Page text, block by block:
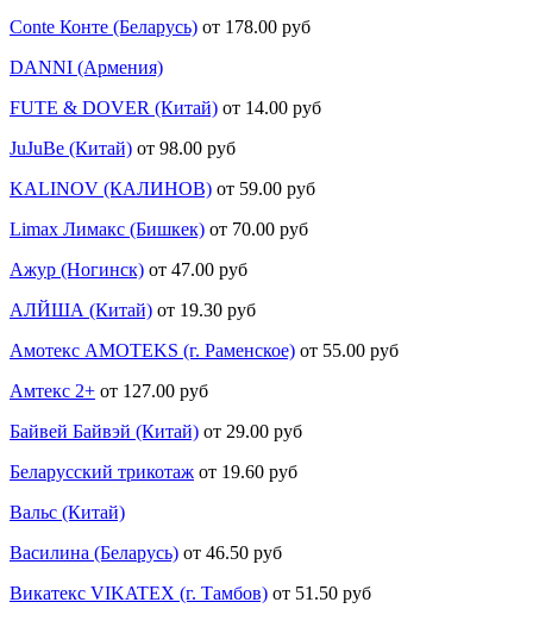
Conte Конте (Беларусь) от 178.00 руб
DANNI (Армения)
FUTE & DOVER (Китай) от 14.00 руб
JuJuBe (Китай) от 98.00 руб
KALINOV (КАЛИНОВ) от 59.00 руб
Limax Лимакс (Бишкек) от 70.00 руб
Ажур (Ногинск) от 47.00 руб
АЛЙША (Китай) от 19.30 руб
Амотекс AMOTEKS (г. Раменское) от 55.00 руб
Амтекс 2+ от 127.00 руб
Байвей Байвэй (Китай) от 29.00 руб
Беларусский трикотаж от 19.60 руб
Вальс (Китай)
Василина (Беларусь) от 46.50 руб
Викатекс VIKATEX (г. Тамбов) от 51.50 руб